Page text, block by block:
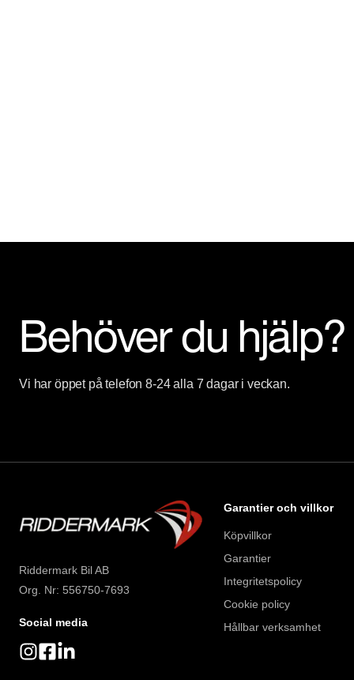
Behöver du hjälp?
Vi har öppet på telefon 8-24 alla 7 dagar i veckan.
Riddermark Bil AB
Org. Nr: 556750-7693
Social media
Garantier och villkor
Köpvillkor
Garantier
Integritetspolicy
Cookie policy
Hållbar verksamhet